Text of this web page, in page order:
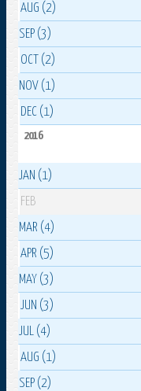
AUG (2)
SEP (3)
OCT (2)
NOV (1)
DEC (1)
2016
JAN (1)
FEB
MAR (4)
APR (5)
MAY (3)
JUN (3)
JUL (4)
AUG (1)
SEP (2)